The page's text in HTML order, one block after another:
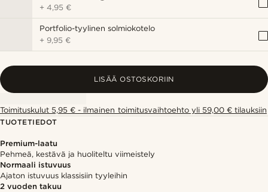
+4,95 €
Portfolio-tyylinen solmiokotelo
+ 9,95 €
LISÄÄ OSTOSKORIIN
Toimituskulut 5,95 € - ilmainen toimitusvaihtoehto yli 59,00 € tilauksiin
TUOTETIEDOT
Premium-laatu
Pehmeä, kestävä ja huoliteltu viimeistely
Normaali istuvuus
Ajaton istuvuus klassisiin tyyleihin
2 vuoden takuu